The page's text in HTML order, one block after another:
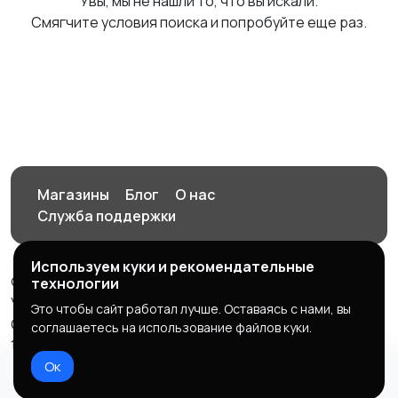
Смягчите условия поиска и попробуйте еще раз.
Магазины Блог
О нас
Служба поддержки
© 2026 Орен-АЙ - Авто | Недвижимость | Работа |
Услуги
Создал Карусов Е.С ООО "ЦПК" ИНН 5609203278 ОГРН
1235600008841
Правила сервиса
Используем куки и рекомендательные
технологии
Это чтобы сайт работал лучше. Оставаясь с нами, вы
соглашаетесь на использование файлов куки.
Ок